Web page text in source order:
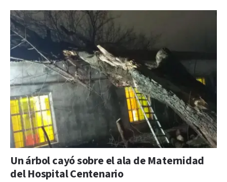
Un árbol cayó sobre el ala de Maternidad
del Hospital Centenario